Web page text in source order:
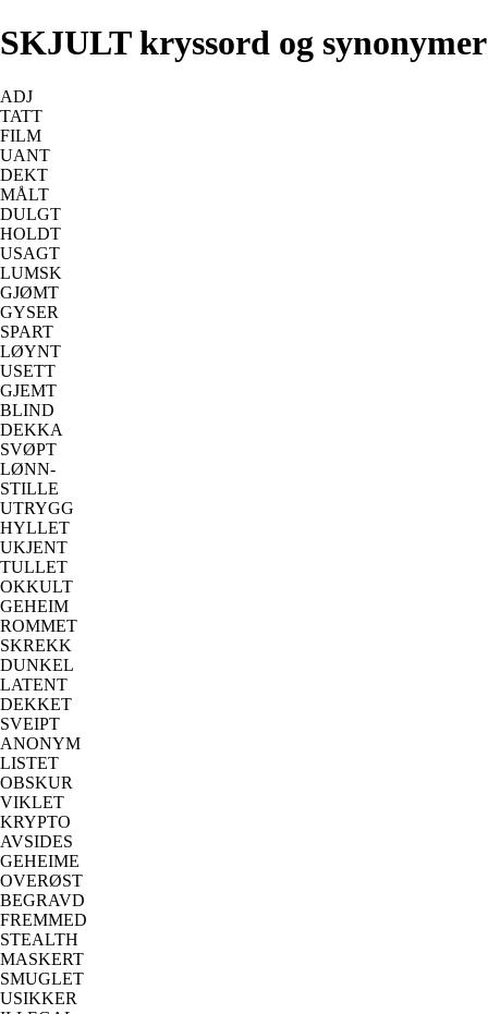
SKJULT kryssord og synonymer
ADJ
TATT
FILM
UANT
DEKT
MÅLT
DULGT
HOLDT
USAGT
LUMSK
GJØMT
GYSER
SPART
LØYNT
USETT
GJEMT
BLIND
DEKKA
SVØPT
LØNN-
STILLE
UTRYGG
HYLLET
UKJENT
TULLET
OKKULT
GEHEIM
ROMMET
SKREKK
DUNKEL
LATENT
DEKKET
SVEIPT
ANONYM
LISTET
OBSKUR
VIKLET
KRYPTO
AVSIDES
GEHEIME
OVERØST
BEGRAVD
FREMMED
STEALTH
MASKERT
SMUGLET
USIKKER